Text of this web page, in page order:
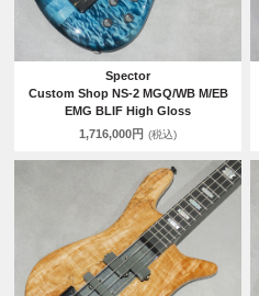
Spector
Custom Shop NS-2 MGQ/WB M/EB
EMG BLIF High Gloss
1,716,000円 (税込)